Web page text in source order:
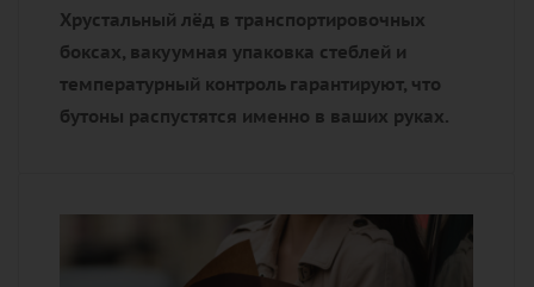
Хрустальный лёд в транспортировочных
боксах, вакуумная упаковка стеблей и
температурный контроль гарантируют, что
бутоны распустятся именно в ваших руках.